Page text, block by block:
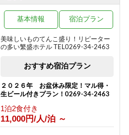
17,200円/人/泊 ～
信州牛しゃぶしゃぶ＆信州味覚＼1泊2
食グレードアップ～碧落hekiraku～／
19,400円/人/泊 ～
ひすい色の温泉の熊の湯＼1泊2食お試
しプラン～萌葱moegi～／
1泊2食付き
15,000円/人/泊 ～
美味しいものてんこ盛り！リピーター
の多い繁盛ホテル TEL0269-34-2463
基本情報 宿泊プラン
おすすめ宿泊プラン
２０２６年 お盆休み限定！マル得・
生ビール付きプラン！0269-34-2463
1泊2食付き
11,000円/人/泊 ～